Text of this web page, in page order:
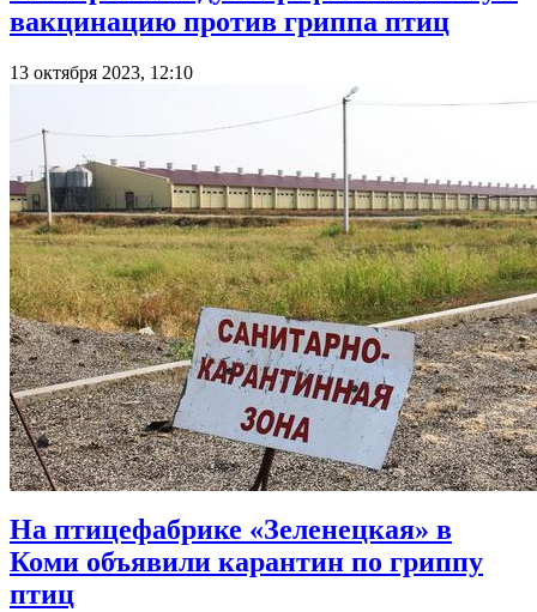
вакцинацию против гриппа птиц
13 октября 2023, 12:10
На птицефабрике «Зеленецкая» в
Коми объявили карантин по гриппу
птиц